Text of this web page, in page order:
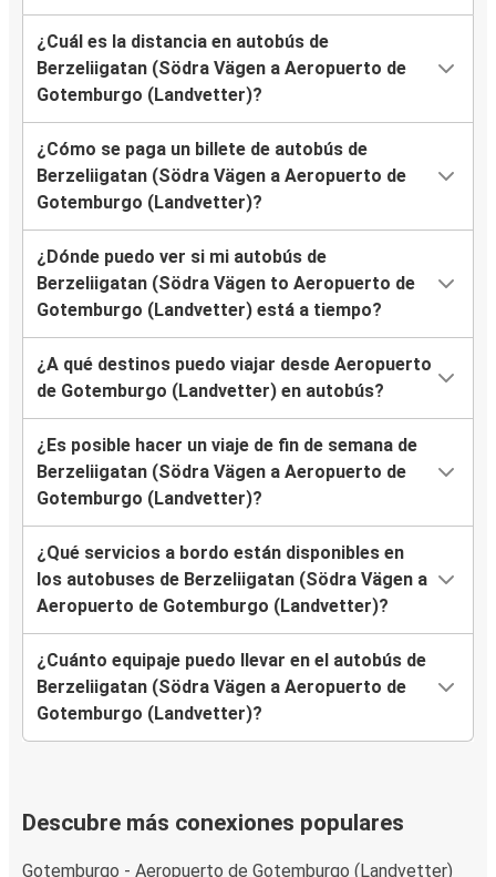
¿Cuál es la distancia en autobús de
Berzeliigatan (Södra Vägen a Aeropuerto de
Gotemburgo (Landvetter)?
¿Cómo se paga un billete de autobús de
Berzeliigatan (Södra Vägen a Aeropuerto de
Gotemburgo (Landvetter)?
¿Dónde puedo ver si mi autobús de
Berzeliigatan (Södra Vägen to Aeropuerto de
Gotemburgo (Landvetter) está a tiempo?
¿A qué destinos puedo viajar desde Aeropuerto
de Gotemburgo (Landvetter) en autobús?
¿Es posible hacer un viaje de fin de semana de
Berzeliigatan (Södra Vägen a Aeropuerto de
Gotemburgo (Landvetter)?
¿Qué servicios a bordo están disponibles en
los autobuses de Berzeliigatan (Södra Vägen a
Aeropuerto de Gotemburgo (Landvetter)?
¿Cuánto equipaje puedo llevar en el autobús de
Berzeliigatan (Södra Vägen a Aeropuerto de
Gotemburgo (Landvetter)?
Descubre más conexiones populares
Gotemburgo - Aeropuerto de Gotemburgo (Landvetter)